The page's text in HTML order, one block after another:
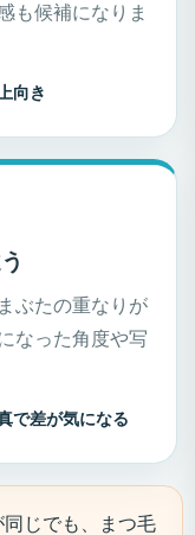
も候補になりま
向き
ぶたの重なりが
なった角度や写
で差が気になる
同じでも、まつ毛